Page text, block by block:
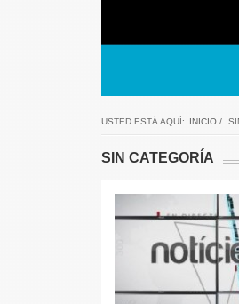
USTED ESTÁ AQUÍ: INICIO/
SIN CATEGORÍA